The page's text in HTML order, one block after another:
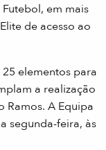
em mais
de acesso ao
elementos para
a realização
Ramos. A Equipa
segunda-feira, às